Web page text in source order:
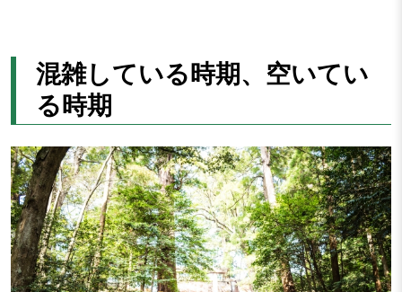
混雑している時期、空いてい
る時期